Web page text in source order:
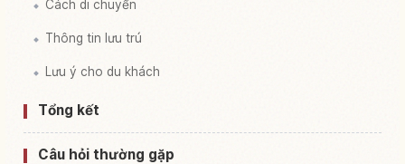
Cách di chuyển
Thông tin lưu trú
Lưu ý cho du khách
Tổng kết
Câu hỏi thường gặp